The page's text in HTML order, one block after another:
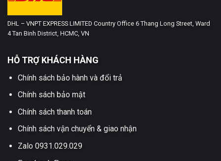
DHL – VNPT EXPRESS LIMITED Country Office 6 Thang Long Street, Ward
4 Tan Binh District, HCMC, VN
HỖ TRỢ KHÁCH HÀNG
Chính sách bảo hành và đổi trả
Chính sách bảo mật
Chính sách thanh toán
Chính sách vận chuyển & giao nhận
Zalo 0931.029.029